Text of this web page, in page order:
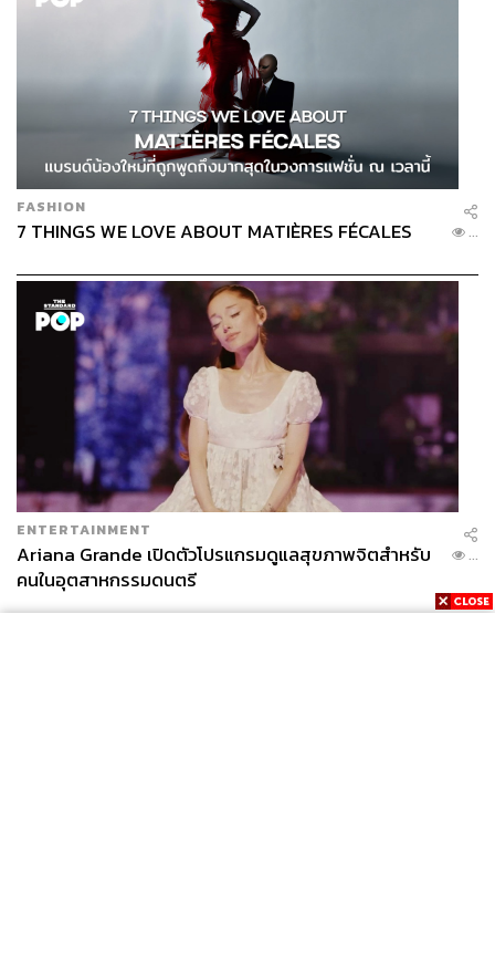
FASHION
7 THINGS WE LOVE ABOUT MATIÈRES FÉCALES ...
ENTERTAINMENT
Ariana Grande เปิดตัวโปรแกรมดูแลสุขภาพจิตสำหรับ
คนในอุตสาหกรรมดนตรี
...